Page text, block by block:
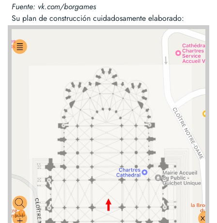
Fuente: vk.com/borgames
Su plan de construcción cuidadosamente elaborado: